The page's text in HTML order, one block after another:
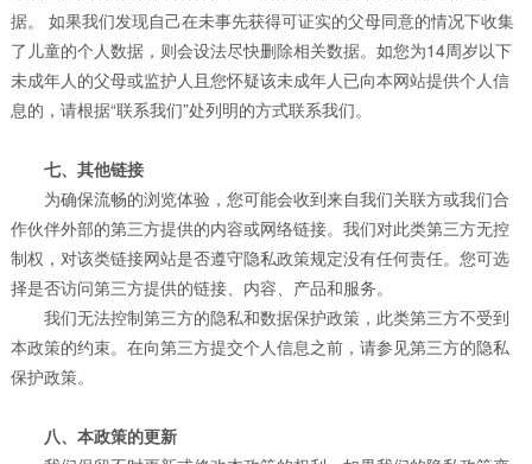
据。 如果我们发现自己在未事先获得可证实的父母同意的情况下收集
了儿童的个人数据，则会设法尽快删除相关数据。如您为14周岁以下
未成年人的父母或监护人且您怀疑该未成年人已向本网站提供个人信
息的，请根据“联系我们”处列明的方式联系我们。
七、其他链接
为确保流畅的浏览体验，您可能会收到来自我们关联方或我们合
作伙伴外部的第三方提供的内容或网络链接。我们对此类第三方无控
制权，对该类链接网站是否遵守隐私政策规定没有任何责任。您可选
择是否访问第三方提供的链接、内容、产品和服务。
我们无法控制第三方的隐私和数据保护政策，此类第三方不受到
本政策的约束。在向第三方提交个人信息之前，请参见第三方的隐私
保护政策。
八、本政策的更新